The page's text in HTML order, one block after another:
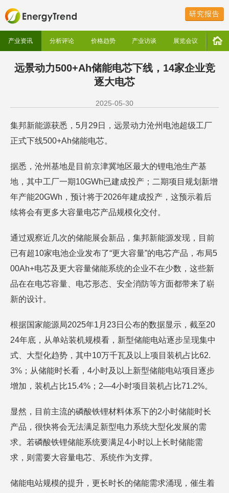
研究报告
产业资讯 分析评论 价格趋势 产业访谈 展览会议
远景动力500+Ah储能电芯下线，14家企业竞
逐大电芯
2025-05-30
集邦新能源获悉，5月29日，远景动力沧州电池超级工厂
正式下线500+Ah储能电芯。
据悉，沧州基地是目前京津冀地区最大的锂电池生产基
地，其中工厂一期10GWh已建成投产；二期项目规划新增
年产能20GWh，预计将于2026年建成投产，这预示着后
续将会有更多大容量电芯产品规模化交付。
通过观察近几次的储能展会新品，集邦新能源发现，目前
已有超10家电池企业发布了“更大容量”的电芯产品，布局5
00Ah+电芯及更大容量储能系统的企业不在少数，这些新
品在在电芯容量、电芯形态、安全消防等方面都带来了崭
新的设计。
根据国家能源局2025年1月23日公布的数据显示，截至20
24年底，从单站装机规模看，新型储能电站逐步呈现集中
式、大型化趋势，其中10万千瓦及以上项目装机占比62.
3%；从储能时长看，4小时及以上新型储能电站项目逐步
增加，装机占比15.4%；2—4小时项目装机占比71.2%。
显然，目前主流的磷酸铁锂材料体系下的2小时储能时长
产品，很快将会无法满足新型电力系统大型化发展的需
求。若磷酸铁锂储能系统要满足4小时以上长时储能需
求，则需要大容量电芯、系统作为支撑。
储能电站规模的提升，更长时长的储能需求涌现，催生着